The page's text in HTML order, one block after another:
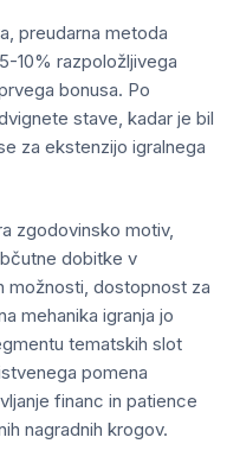
preudarna metoda
10% razpoložljivega
bonusa. Po
stave, kadar je bil
za ekstenzijo igralnega
zgodovinsko motiv,
dobitke v
možnosti, dostopnost za
mehanika igranja jo
tematskih slot
pomena
financ in patience
nagradnih krogov.